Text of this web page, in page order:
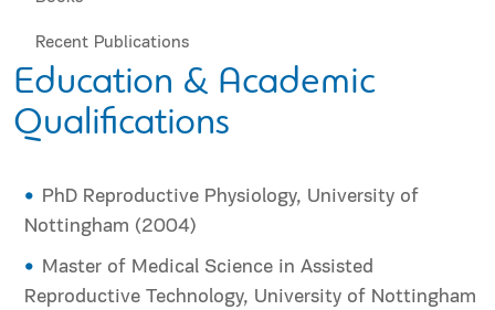
Recent Publications
Education & Academic
Qualifications
PhD Reproductive Physiology, University of
Nottingham (2004)
Master of Medical Science in Assisted
Reproductive Technology, University of Nottingham